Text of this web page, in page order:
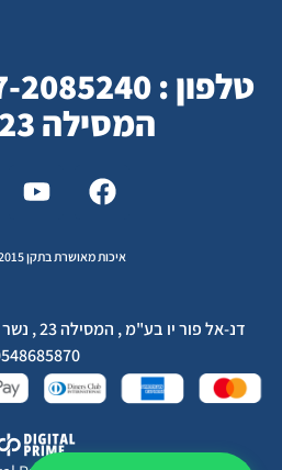
המסילה 23 , נשר
איכות מאושרת בתקן ISO 9001:2015